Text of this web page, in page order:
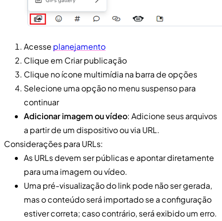
Acesse planejamento
Clique em Criar publicação
Clique no ícone multimídia na barra de opções
Selecione uma opção no menu suspenso para
continuar
Adicionar imagem ou vídeo: Adicione seus arquivos
a partir de um dispositivo ou via URL.
Considerações para URLs:
As URLs devem ser públicas e apontar diretamente
para uma imagem ou vídeo.
Uma pré-visualização do link pode não ser gerada,
mas o conteúdo será importado se a configuração
estiver correta; caso contrário, será exibido um erro.